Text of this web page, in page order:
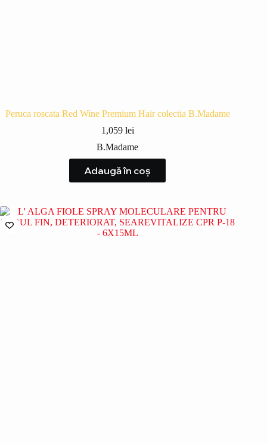
Peruca roscata Red Wine Premium Hair colectia B.Madame
1,059 lei
B.Madame
Adaugă în coș